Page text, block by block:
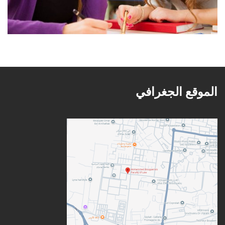
الموقع الجغرافي